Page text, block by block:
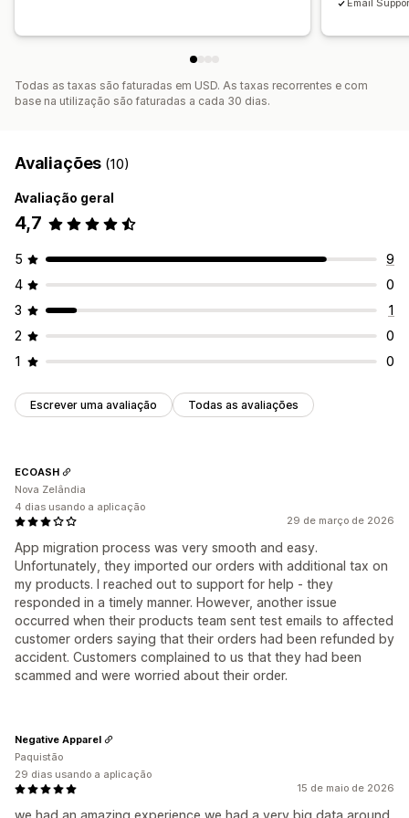
Email
Todas as taxas são faturadas em USD. As taxas recorrentes e com
base na utilização são faturadas a cada 30 dias.
Avaliações (10)
Avaliação geral
4,7
5
9
4
0
3
1
2
0
1
0
Escrever uma avaliação Todas as avaliações
29 de março de 2026
App migration process was very smooth and easy.
Unfortunately, they imported our orders with additional tax on
my products. I reached out to support for help - they
responded in a timely manner. However, another issue
occurred when their products team sent test emails to affected
customer orders saying that their orders had been refunded by
accident. Customers complained to us that they had been
scammed and were worried about their order.
ECOASH
Nova Zelândia
4 dias usando a aplicação
15 de maio de 2026
Negative Apparel
Paquistão
29 dias usando a aplicação